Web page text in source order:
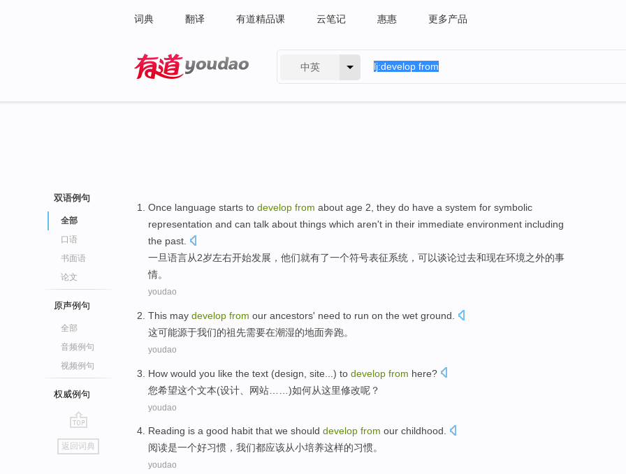
词典 翻译 有道精品课 云笔记 惠惠 更多产品
中英
双语例句
全部
口语
书面语
论文
原声例句
全部
音频例句
视频例句
权威例句
go
top
返回词典
Once language starts to develop from about age 2 they do have a system for symbolic
representation and can talk about things which aren't in their immediate environment including
the past
一旦语言从2岁左右开始发展 ， 他们就有了一个符号表征系统 ， 可以谈论过去和现在环境之外的事
情。
youdao
This may develop from our ancestors' need to run on the wet ground.
这可能源于我们的祖先需要在潮湿的地面奔跑。
youdao
How would you like the text (design site ...) to develop from here?
您希望这个文本(设计 网站 ……)如何从这里修改呢？
youdao
Reading is a good habit that we should develop from our childhood.
阅读是一个好习惯 ， 我们都应该从小培养这样的习惯。
youdao